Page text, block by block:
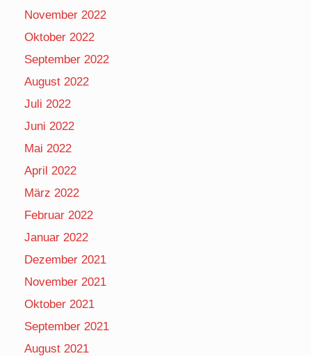
November 2022
Oktober 2022
September 2022
August 2022
Juli 2022
Juni 2022
Mai 2022
April 2022
März 2022
Februar 2022
Januar 2022
Dezember 2021
November 2021
Oktober 2021
September 2021
August 2021